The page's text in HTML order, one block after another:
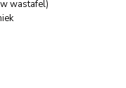
wastafel)